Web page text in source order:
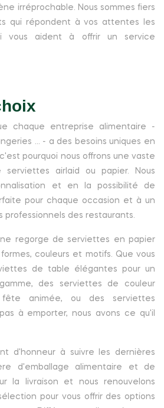
irréprochable. Nous sommes fiers
qui répondent à vos attentes les
vous aident à offrir un service
chaque entreprise alimentaire -
... - a des besoins uniques en
pourquoi nous offrons une vaste
airlaid ou papier. Nous
et en la possibilité de
pour chaque occasion et à un
professionnels des restaurants.
regorge de serviettes en papier
couleurs et motifs. Que vous
de table élégantes pour un
des serviettes de couleur
animée, ou des serviettes
à emporter, nous avons ce qu'il
d'honneur à suivre les dernières
d'emballage alimentaire et de
la livraison et nous renouvelons
pour vous offrir des options